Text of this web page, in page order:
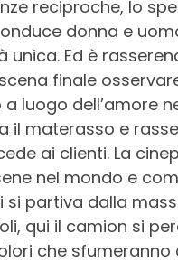
reciproche, lo
donna e
unica. Ed è
finale
luogo dell’amore
il materasso e
ai clienti. La
nel mondo e
si partiva dalla
qui il camion si
che sfumeranno